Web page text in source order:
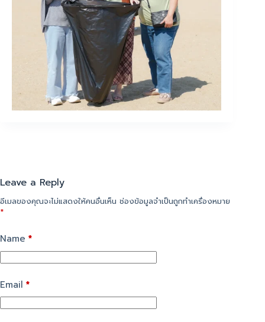
Leave a Reply
อีเมลของคุณจะไม่แสดงให้คนอื่นเห็น ช่องข้อมูลจำเป็นถูกทำเครื่องหมาย
*
Name *
Email *